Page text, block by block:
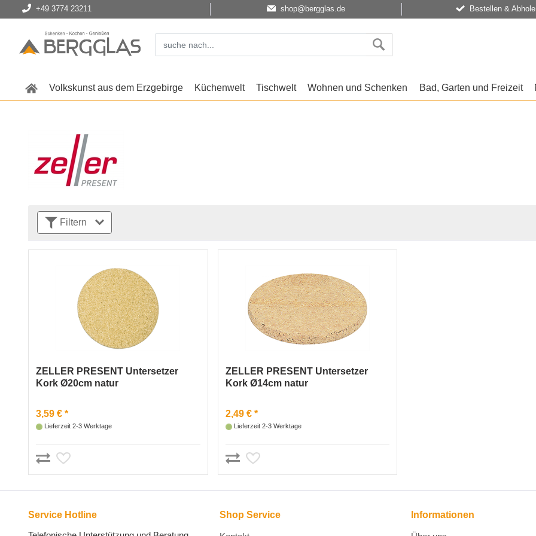
+49 3774 23211 shop@bergglas.de Bestellen &
Volkskunst aus dem Erzgebirge Küchenwelt Tischwelt Wohnen und Schenken Bad, Garten und Freizeit
Filtern
ZELLER PRESENT Untersetzer
Kork Ø20cm natur
3,59 € *
Lieferzeit 2-3 Werktage
ZELLER PRESENT Untersetzer
Kork Ø14cm natur
2,49 € *
Lieferzeit 2-3 Werktage
Service Hotline
Shop Service Informationen